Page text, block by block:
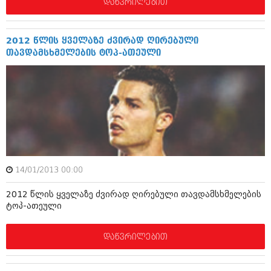
სექტემბერი 2017 (261)
აგვისტო 2017 (212)
ივნისი 2017 (265)
მაისი 2017 (216)
აპრილი 2017 (220)
მარტი 2017 (212)
თებერვალი 2017 (205)
იანვარი 2017 (246)
დეკემბერი 2016 (207)
ნოემბერი 2016 (207)
ოქტომბერი 2016 (257)
სექტემბერი 2016 (224)
აგვისტო 2016 (258)
ივლისი 2016 (211)
აპრილი 2016 (215)
მარტი 2016 (200)
თებერვალი 2016 (250)
დაწვრილებით
2012 წლის ყველაზე ძვირად ღირებული
თავდამსხმელების ტოპ-ათეული
14/01/2013 00:00
2012 წლის ყველაზე ძვირად ღირებული თავდამსხმელების
ტოპ-ათეული
დაწვრილებით